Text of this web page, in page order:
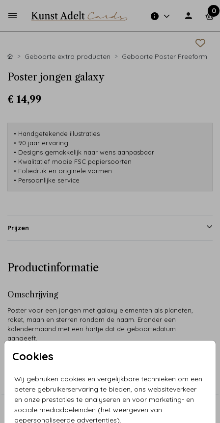
0
Cookies
Wij gebruiken cookies en vergelijkbare technieken om een
betere gebruikerservaring te bieden, ons websiteverkeer
en onze prestaties te analyseren en voor marketing- en
sociale mediadoeleinden (het weergeven van
gepersonaliseerde advertenties).
Geboorte extra producten Geboorte Poster Freeform
Poster jongen galaxy
€ 14,99
• Handgetekende illustraties
• 90 jaar ervaring
• Designs gemakkelijk naar wens aanpasbaar
• Kwalitatief mooie FSC papiersoorten
• Foliedruk en originele vormen
• Persoonlijke service
Prijzen
Productinformatie
Omschrijving
Poster voor een jongen met galaxy elementen als planeten,
raket, maan en sterren rondom de naam. Eronder een
kalendermaand met een hartje dat de geboortedatum
aangeeft.
Geboorte Poster Freeform
Aanbevolen